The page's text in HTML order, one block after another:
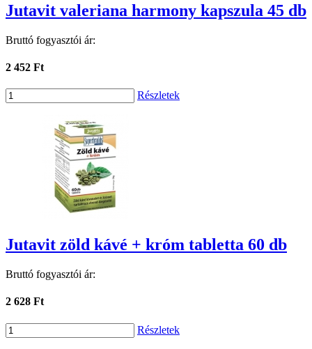
Jutavit valeriana harmony kapszula 45 db
Bruttó fogyasztói ár:
2 452 Ft
Részletek
Jutavit zöld kávé + króm tabletta 60 db
Bruttó fogyasztói ár:
2 628 Ft
Részletek